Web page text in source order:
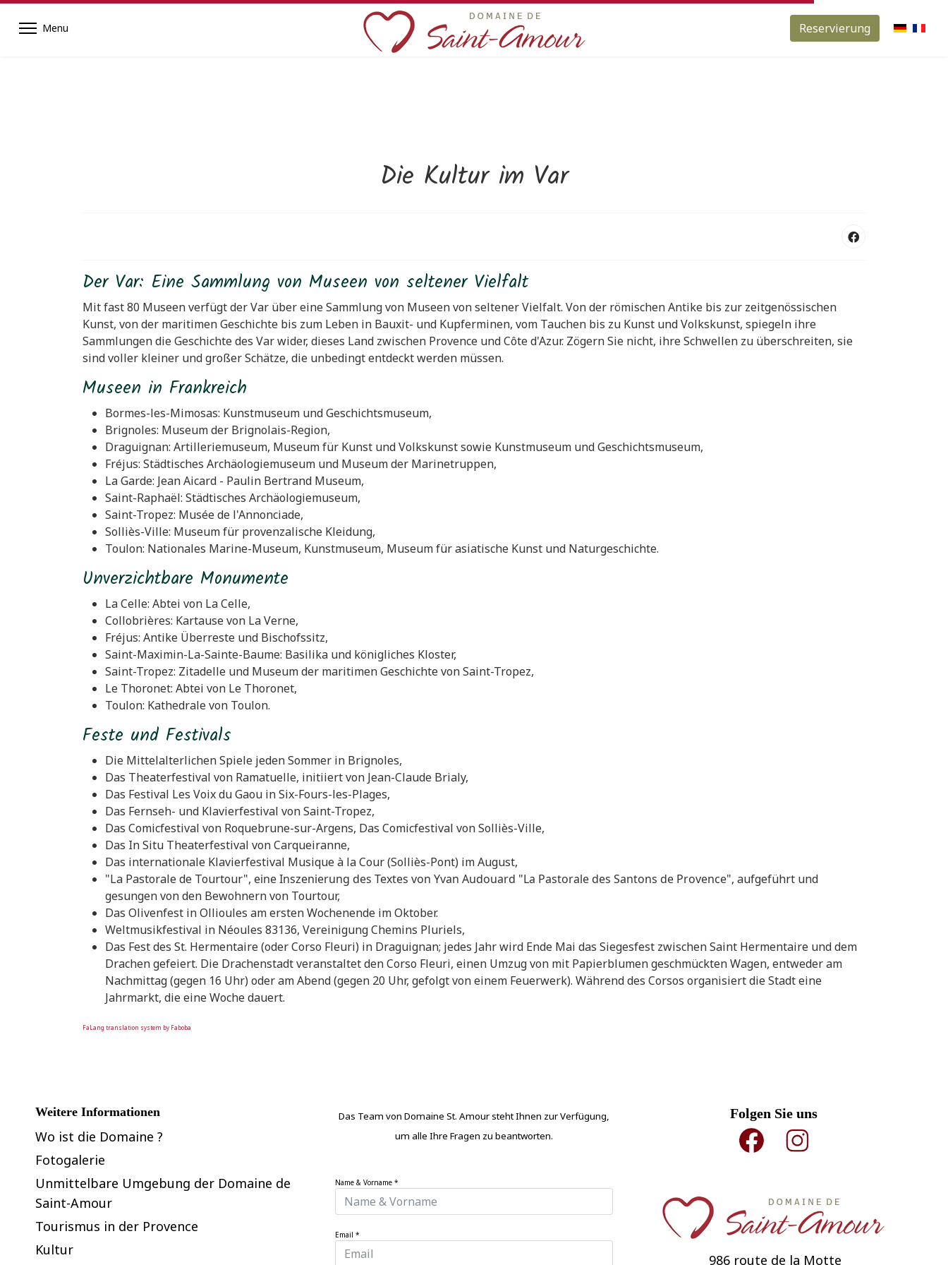
Reservierung
Die Kultur im Var
Der Var: Eine Sammlung von Museen von seltener Vielfalt
Mit fast 80 Museen verfügt der Var über eine Sammlung von Museen von seltener Vielfalt. Von der römischen Antike bis zur zeitgenössischen
Kunst, von der maritimen Geschichte bis zum Leben in Bauxit- und Kupferminen, vom Tauchen bis zu Kunst und Volkskunst, spiegeln ihre
Sammlungen die Geschichte des Var wider, dieses Land zwischen Provence und Côte d'Azur. Zögern Sie nicht, ihre Schwellen zu überschreiten, sie
sind voller kleiner und großer Schätze, die unbedingt entdeckt werden müssen.
Museen in Frankreich
Bormes-les-Mimosas: Kunstmuseum und Geschichtsmuseum,
Brignoles: Museum der Brignolais-Region,
Draguignan: Artilleriemuseum, Museum für Kunst und Volkskunst sowie Kunstmuseum und Geschichtsmuseum,
Fréjus: Städtisches Archäologiemuseum und Museum der Marinetruppen,
La Garde: Jean Aicard - Paulin Bertrand Museum,
Saint-Raphaël: Städtisches Archäologiemuseum,
Saint-Tropez: Musée de l'Annonciade,
Solliès-Ville: Museum für provenzalische Kleidung,
Toulon: Nationales Marine-Museum, Kunstmuseum, Museum für asiatische Kunst und Naturgeschichte.
Unverzichtbare Monumente
La Celle: Abtei von La Celle,
Collobrières: Kartause von La Verne,
Fréjus: Antike Überreste und Bischofssitz,
Saint-Maximin-La-Sainte-Baume: Basilika und königliches Kloster,
Saint-Tropez: Zitadelle und Museum der maritimen Geschichte von Saint-Tropez,
Le Thoronet: Abtei von Le Thoronet,
Toulon: Kathedrale von Toulon.
Feste und Festivals
Die Mittelalterlichen Spiele jeden Sommer in Brignoles,
Das Theaterfestival von Ramatuelle, initiiert von Jean-Claude Brialy,
Das Festival Les Voix du Gaou in Six-Fours-les-Plages,
Das Fernseh- und Klavierfestival von Saint-Tropez,
Das Comicfestival von Roquebrune-sur-Argens, Das Comicfestival von Solliès-Ville,
Das In Situ Theaterfestival von Carqueiranne,
Das internationale Klavierfestival Musique à la Cour (Solliès-Pont) im August,
"La Pastorale de Tourtour", eine Inszenierung des Textes von Yvan Audouard "La Pastorale des Santons de Provence", aufgeführt und
gesungen von den Bewohnern von Tourtour,
Das Olivenfest in Ollioules am ersten Wochenende im Oktober.
Weltmusikfestival in Néoules 83136, Vereinigung Chemins Pluriels,
Das Fest des St. Hermentaire (oder Corso Fleuri) in Draguignan; jedes Jahr wird Ende Mai das Siegesfest zwischen Saint Hermentaire und dem
Drachen gefeiert. Die Drachenstadt veranstaltet den Corso Fleuri, einen Umzug von mit Papierblumen geschmückten Wagen, entweder am
Nachmittag (gegen 16 Uhr) oder am Abend (gegen 20 Uhr, gefolgt von einem Feuerwerk). Während des Corsos organisiert die Stadt eine
Jahrmarkt, die eine Woche dauert.
FaLang translation system by Faboba
Weitere Informationen
Wo ist die Domaine ?
Fotogalerie
Unmittelbare Umgebung der Domaine de
Saint-Amour
Tourismus in der Provence
Kultur
Das Team von Domaine St. Amour steht Ihnen zur Verfügung,
um alle Ihre Fragen zu beantworten.
Name & Vorname*
Email *
Folgen Sie uns
986 route de la Motte